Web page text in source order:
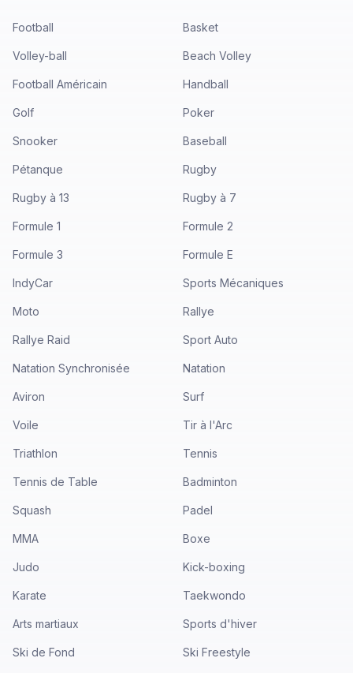
Football Basket
Volley-ball Beach Volley
Football Américain Handball
Golf Poker
Snooker Baseball
Pétanque Rugby
Rugby à 13 Rugby à 7
Formule 1 Formule 2
Formule 3 Formule E
IndyCar Sports Mécaniques
Moto Rallye
Rallye Raid Sport Auto
Natation Synchronisée Natation
Aviron Surf
Voile Tir à l'Arc
Triathlon Tennis
Tennis de Table Badminton
Squash Padel
MMA Boxe
Judo Kick-boxing
Karate Taekwondo
Arts martiaux Sports d'hiver
Ski de Fond Ski Freestyle